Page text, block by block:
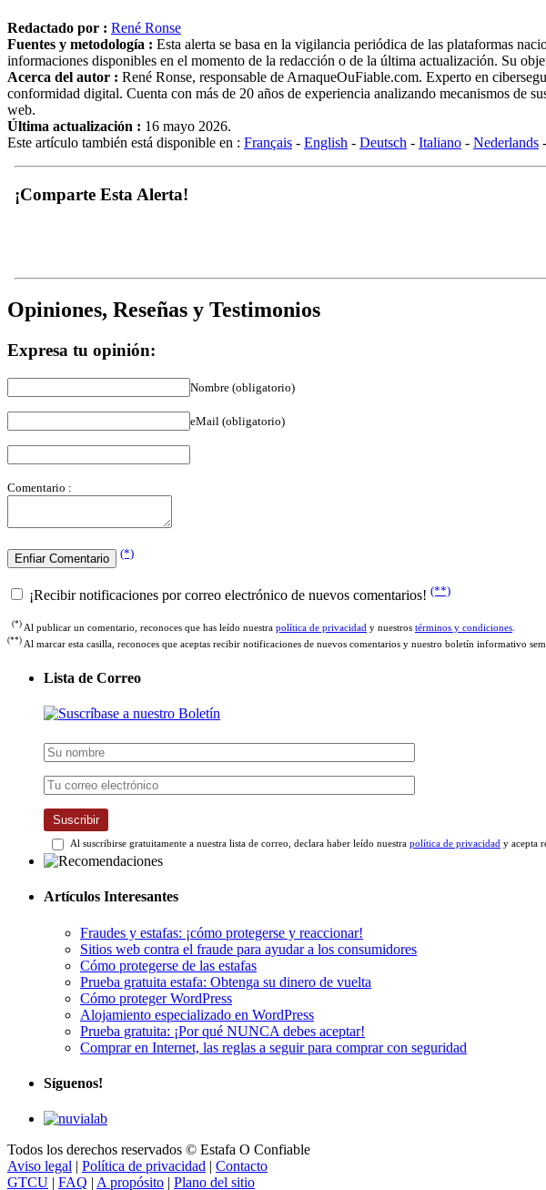
Redactado por : René Ronse
Fuentes y metodología : Esta alerta se basa en la vigilancia periódica de las plataformas
informaciones disponibles en el momento de la redacción o de la última actualización. Su
Acerca del autor : René Ronse, responsable de ArnaqueOuFiable.com. Experto en
conformidad digital. Cuenta con más de 20 años de experiencia analizando mecanismos de
web.
Última actualización : 16 mayo 2026.
Este artículo también está disponible en : Français - English - Deutsch - Italiano - Nederlands -
¡Comparte Esta Alerta!
Opiniones, Reseñas y Testimonios
Expresa tu opinión:
Nombre (obligatorio)
eMail (obligatorio)
Comentario :
(*)
¡Recibir notificaciones por correo electrónico de nuevos comentarios! (**)
(*) Al publicar un comentario, reconoces que has leído nuestra política de privacidad y nuestros términos y condiciones
(**) Al marcar esta casilla, reconoces que aceptas recibir notificaciones de nuevos comentarios y nuestro boletín informativo
Lista de Correo
Suscribir
Al suscribirse gratuitamente a nuestra lista de correo, declara haber leído nuestra política de privacidad y acepta
Artículos Interesantes
Fraudes y estafas: ¡cómo protegerse y reaccionar!
Sitios web contra el fraude para ayudar a los consumidores
Cómo protegerse de las estafas
Prueba gratuita estafa: Obtenga su dinero de vuelta
Cómo proteger WordPress
Alojamiento especializado en WordPress
Prueba gratuita: ¡Por qué NUNCA debes aceptar!
Comprar en Internet, las reglas a seguir para comprar con seguridad
Síguenos!
Todos los derechos reservados © Estafa O Confiable
Aviso legal | Política de privacidad | Contacto
GTCU | FAQ | A propósito | Plano del sitio